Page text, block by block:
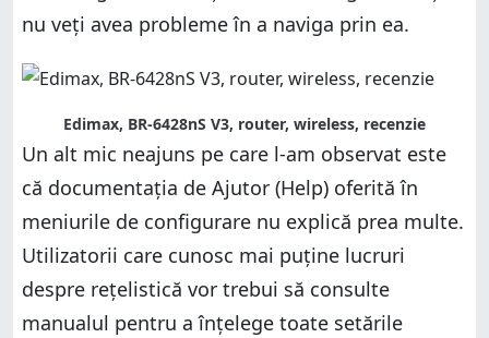
nu veți avea probleme în a naviga prin ea.
Edimax, BR-6428nS V3, router, wireless, recenzie
Un alt mic neajuns pe care l-am observat este
că documentația de Ajutor (Help) oferită în
meniurile de configurare nu explică prea multe.
Utilizatorii care cunosc mai puține lucruri
despre rețelistică vor trebui să consulte
manualul pentru a înțelege toate setările